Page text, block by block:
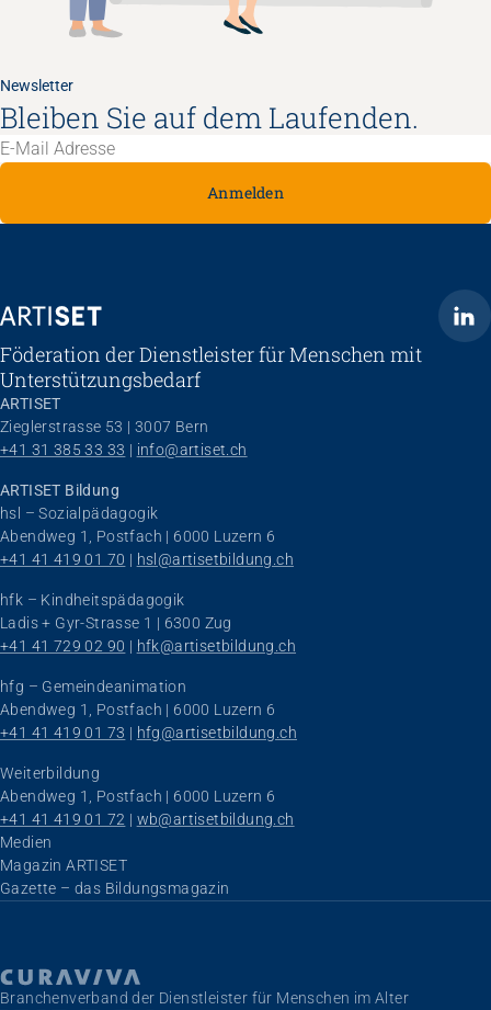
Newsletter
Bleiben Sie auf dem Laufenden.
Anmelden
ARTISET
Föderation der Dienstleister für Menschen mit
Unterstützungsbedarf
ARTISET
Zieglerstrasse 53 | 3007 Bern
+41 31 385 33 33 | info@artiset.ch
ARTISET Bildung
hsl – Sozialpädagogik
Abendweg 1, Postfach | 6000 Luzern 6
+41 41 419 01 70 | hsl@artisetbildung.ch
hfk – Kindheitspädagogik
Ladis + Gyr-Strasse 1 | 6300 Zug
+41 41 729 02 90 | hfk@artisetbildung.ch
hfg – Gemeindeanimation
Abendweg 1, Postfach | 6000 Luzern 6
+41 41 419 01 73 | hfg@artisetbildung.ch
Weiterbildung
Abendweg 1, Postfach | 6000 Luzern 6
+41 41 419 01 72 | wb@artisetbildung.ch
Navigation überspringen
Medien
Magazin ARTISET
Gazette – das Bildungsmagazin
Branchenverband der Dienstleister für Menschen im Alter